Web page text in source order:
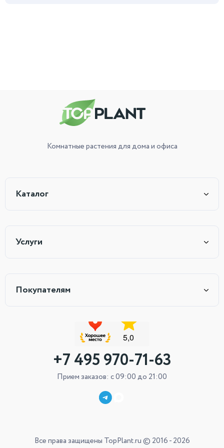
Комнатные растениядля дома и офиса
Каталог
Услуги
Покупателям
+7 495 970-71-63
Прием заказов: с 09:00 до 21:00
Все права защищены TopPlant.ru © 2016 - 2026